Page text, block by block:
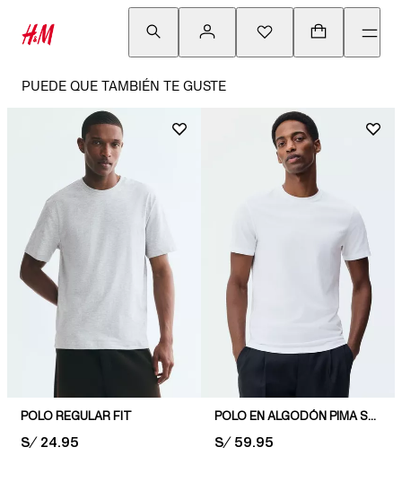
PUEDE QUE TAMBIÉN TE GUSTE
POLO REGULAR FIT
PRICE:
S/ 24.95
POLO EN ALGODÓN PIMA SLIM FIT
PRICE:
S/ 59.95